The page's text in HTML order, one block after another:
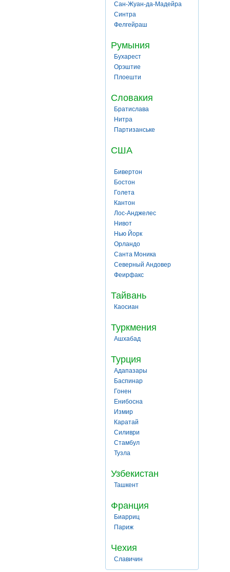
Сан-Жуан-да-Мадейра
Синтра
Фелгейраш
Румыния
Бухарест
Орэштие
Плоешти
Словакия
Братислава
Нитра
Партизанське
США
Бивертон
Бостон
Голета
Кантон
Лос-Анджелес
Нивот
Нью Йорк
Орландо
Санта Моника
Северный Андовер
Феирфакс
Тайвань
Каосиан
Туркмения
Ашхабад
Турция
Адапазары
Баспинар
Гонен
Енибосна
Измир
Каратай
Силиври
Стамбул
Тузла
Узбекистан
Ташкент
Франция
Биарриц
Париж
Чехия
Славичин